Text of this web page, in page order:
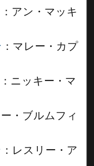
：アン・マッキ
：マレー・カプ
：ニッキー・マ
ー・ブルムフィ
：レスリー・ア